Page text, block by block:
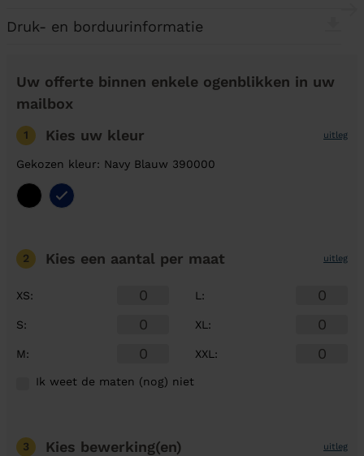
Druk- en borduurinformatie
Uw offerte binnen enkele ogenblikken in uw
mailbox
1 Kies uw kleur uitleg
Gekozen kleur: Navy Blauw 390000
2 Kies een aantal per maat uitleg
XS:
S:
M:
L :
XL :
XXL :
Ik weet de maten (nog) niet
3 Kies bewerking(en) uitleg